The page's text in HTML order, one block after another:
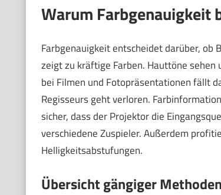
Warum Farbgenauigkeit
Farbgenauigkeit entscheidet darüber,
zeigt zu kräftige Farben. Hauttöne sehen
bei Filmen und Fotopräsentationen fällt
Regisseurs geht verloren.
sicher, dass der Projektor die
verschiedene Zuspieler. Außerdem
Helligkeitsabstufungen.
Übersicht gängiger